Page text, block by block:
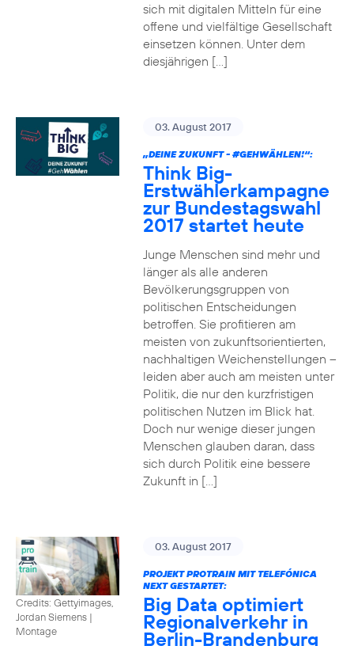
sich mit digitalen Mitteln für eine
offene und vielfältige Gesellschaft
einsetzen können. Unter dem
diesjährigen […]
03. August 2017
„DEINE ZUKUNFT - #GEHWÄHLEN!“:
Think Big-
Erstwählerkampagne
zur Bundestagswahl
2017 startet heute
Junge Menschen sind mehr und
länger als alle anderen
Bevölkerungsgruppen von
politischen Entscheidungen
betroffen. Sie profitieren am
meisten von zukunftsorientierten,
nachhaltigen Weichenstellungen –
leiden aber auch am meisten unter
Politik, die nur den kurzfristigen
politischen Nutzen im Blick hat.
Doch nur wenige dieser jungen
Menschen glauben daran, dass
sich durch Politik eine bessere
Zukunft in […]
Credits: Gettyimages,
Jordan Siemens |
Montage
03. August 2017
PROJEKT PROTRAIN MIT TELEFÓNICA
NEXT GESTARTET:
Big Data optimiert
Regionalverkehr in
Berlin-Brandenburg